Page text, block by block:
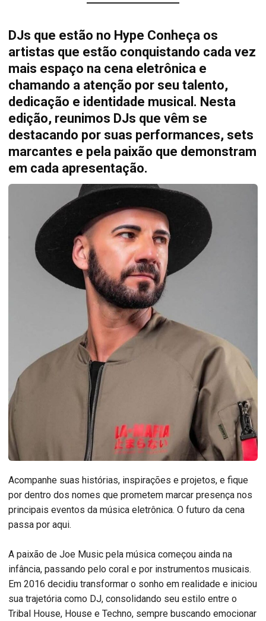
DJs que estão no Hype Conheça os
artistas que estão conquistando cada vez
mais espaço na cena eletrônica e
chamando a atenção por seu talento,
dedicação e identidade musical. Nesta
edição, reunimos DJs que vêm se
destacando por suas performances, sets
marcantes e pela paixão que demonstram
em cada apresentação.
Acompanhe suas histórias, inspirações e projetos, e fique
por dentro dos nomes que prometem marcar presença nos
principais eventos da música eletrônica. O futuro da cena
passa por aqui.
A paixão de Joe Music pela música começou ainda na
infância, passando pelo coral e por instrumentos musicais.
Em 2016 decidiu transformar o sonho em realidade e iniciou
sua trajetória como DJ, consolidando seu estilo entre o
Tribal House, House e Techno, sempre buscando emocionar